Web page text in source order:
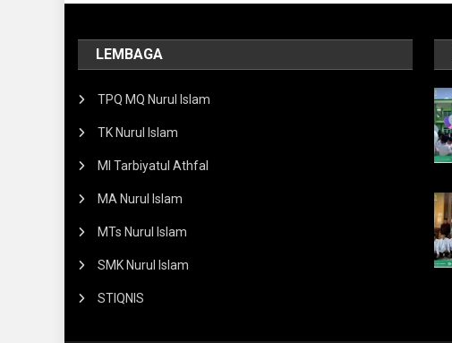
LEMBAGA
TPQ MQ Nurul Islam
TK Nurul Islam
MI Tarbiyatul Athfal
MA Nurul Islam
MTs Nurul Islam
SMK Nurul Islam
STIQNIS